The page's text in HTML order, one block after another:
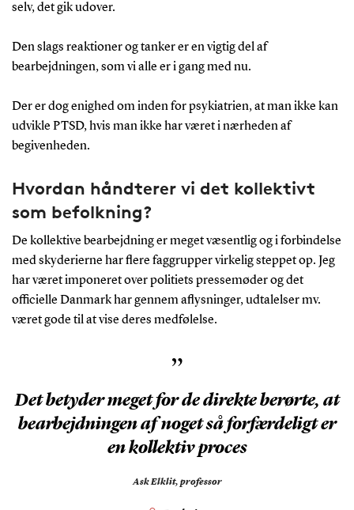
selv, det gik udover.
Den slags reaktioner og tanker er en vigtig del af
bearbejdningen, som vi alle er i gang med nu.
Der er dog enighed om inden for psykiatrien, at man ikke kan
udvikle PTSD, hvis man ikke har været i nærheden af
begivenheden.
Hvordan håndterer vi det kollektivt
som befolkning?
De kollektive bearbejdning er meget væsentlig og i forbindelse
med skyderierne har flere faggrupper virkelig steppet op. Jeg
har været imponeret over politiets pressemøder og det
officielle Danmark har gennem aflysninger, udtalelser mv.
været gode til at vise deres medfølelse.
”
Det betyder meget for de direkte berørte, at
bearbejdningen af noget så forfærdeligt er
en kollektiv proces
Ask Elklit, professor